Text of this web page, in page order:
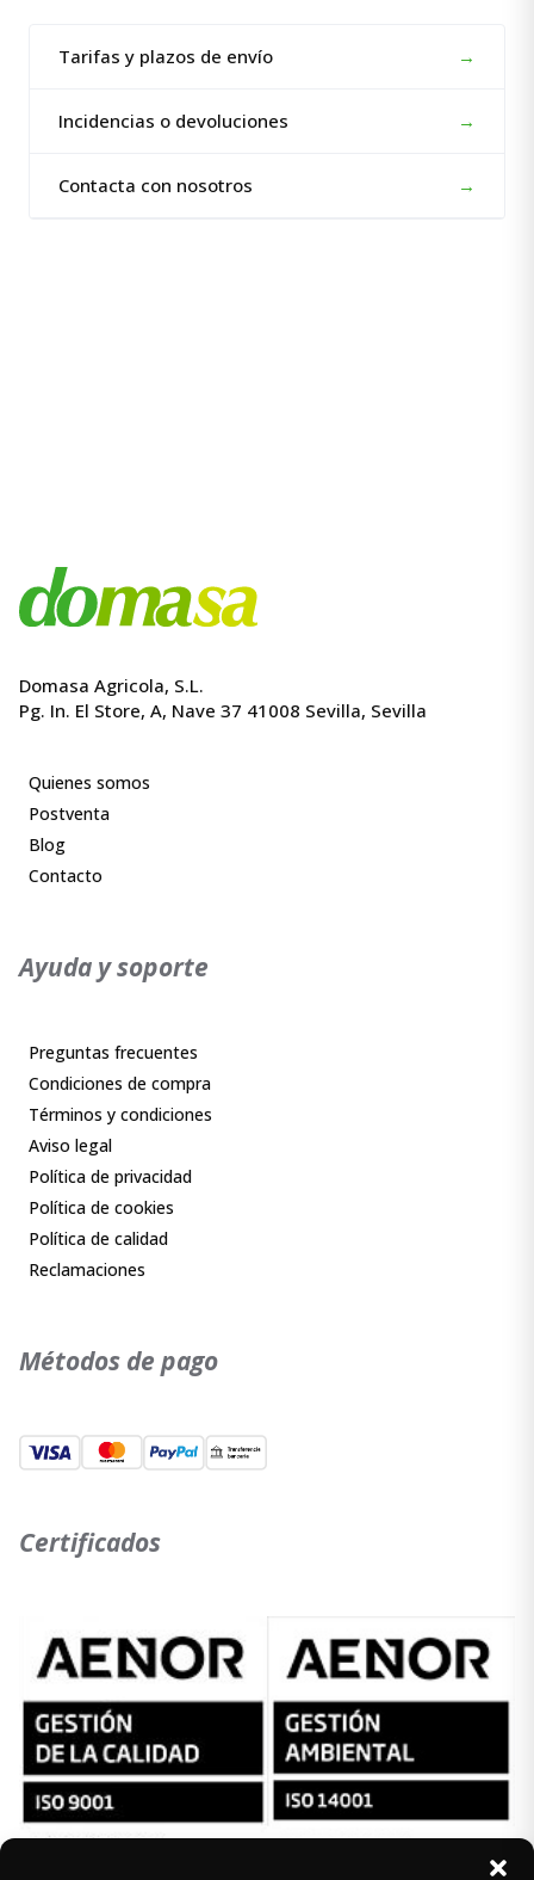
Tarifas y plazos de envío →
Incidencias o devoluciones →
Contacta con nosotros →
Domasa Agricola, S.L.
Pg. In. El Store, A, Nave 37 41008 Sevilla, Sevilla
Quienes somos
Postventa
Blog
Contacto
Ayuda y soporte
Preguntas frecuentes
Condiciones de compra
Términos y condiciones
Aviso legal
Política de privacidad
Política de cookies
Política de calidad
Reclamaciones
Métodos de pago
Certificados